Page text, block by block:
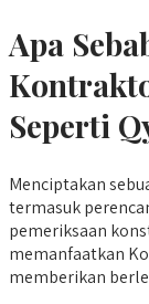
Apa
Seperti
Menciptakan
termasuk
pemeriksaan
memanfaatkan
memberikan